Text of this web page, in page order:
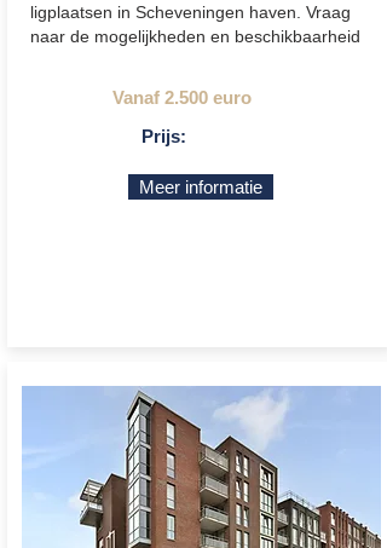
ligplaatsen in Scheveningen haven. Vraag
naar de mogelijkheden en beschikbaarheid
Vanaf 2.500 euro
Prijs:
Meer informatie